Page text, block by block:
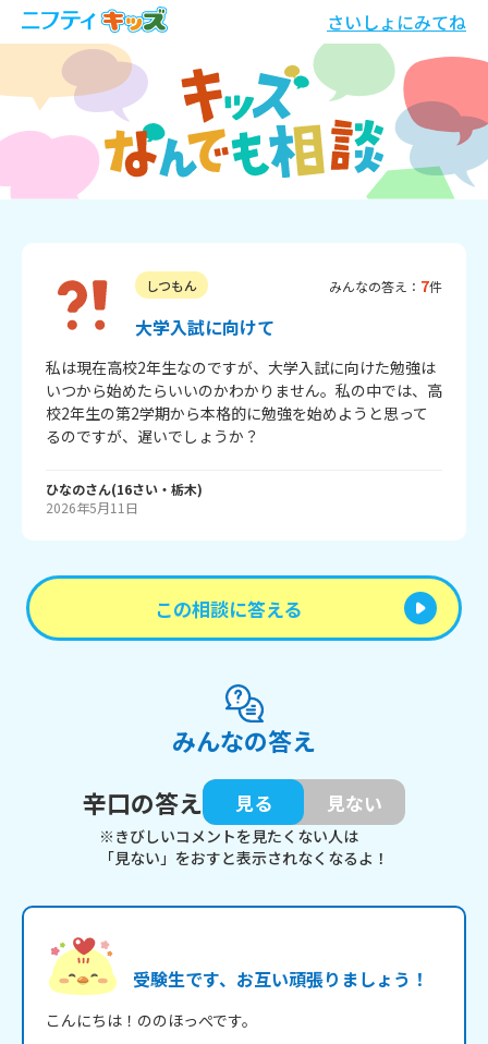
さいしょにみてね
しつもん みんなの答え： 7件
大学入試に向けて
私は現在高校2年生なのですが、大学入試に向けた勉強は
いつから始めたらいいのかわかりません。私の中では、高
校2年生の第2学期から本格的に勉強を始めようと思って
るのですが、遅いでしょうか？
ひなのさん(16さい・ 栃木)
2026年5月11日
この相談に答える
みんなの答え
辛口の答え
見る 見ない
※きびしいコメントを見たくない人は
「見ない」をおすと表示されなくなるよ！
受験生です、お互い頑張りましょう！
こんにちは！ののほっぺです。